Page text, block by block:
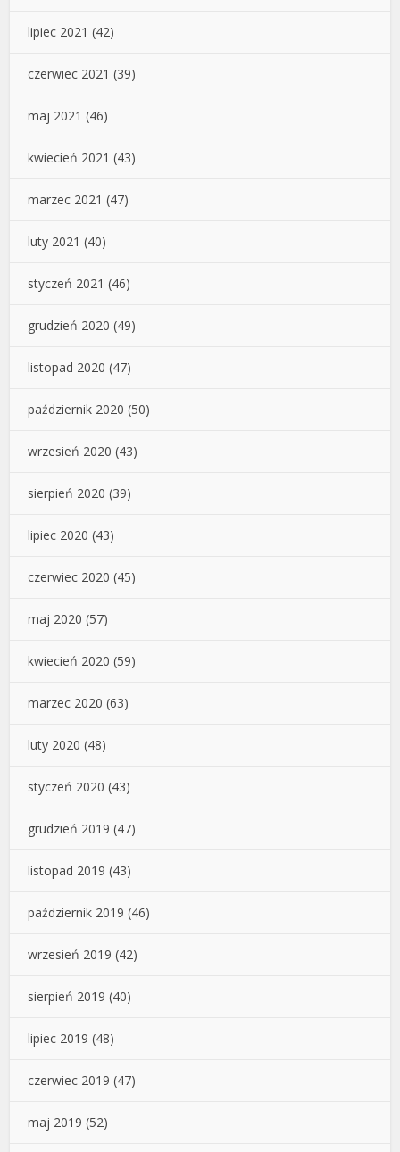
lipiec 2021 (42)
czerwiec 2021 (39)
maj 2021 (46)
kwiecień 2021 (43)
marzec 2021 (47)
luty 2021 (40)
styczeń 2021 (46)
grudzień 2020 (49)
listopad 2020 (47)
październik 2020 (50)
wrzesień 2020 (43)
sierpień 2020 (39)
lipiec 2020 (43)
czerwiec 2020 (45)
maj 2020 (57)
kwiecień 2020 (59)
marzec 2020 (63)
luty 2020 (48)
styczeń 2020 (43)
grudzień 2019 (47)
listopad 2019 (43)
październik 2019 (46)
wrzesień 2019 (42)
sierpień 2019 (40)
lipiec 2019 (48)
czerwiec 2019 (47)
maj 2019 (52)